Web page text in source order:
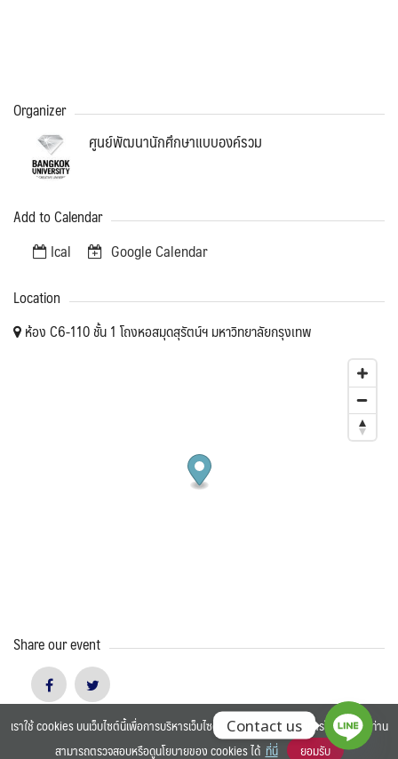
Organizer
ศูนย์พัฒนานักศึกษาแบบองค์รวม
Add to Calendar
Ical Google Calendar
Location
ห้อง C6-110 ชั้น 1 โถงหอสมุดสุรัตน์ฯ มหาวิทยาลัยกรุงเทพ
Share our event
©2025 BANGKOK UNIVERSITY. ALL RIGHTS RESERVED.
เราใช้ cookies บนเว็บไซต์นี้เพื่อการบริหารเว็บไซต์ และเพิ่มประสิทธิภาพการใช้งานของท่าน
สามารถตรวจสอบหรือดูนโยบายของ cookies ได้ ที่นี่ ยอมรับ
Contact us